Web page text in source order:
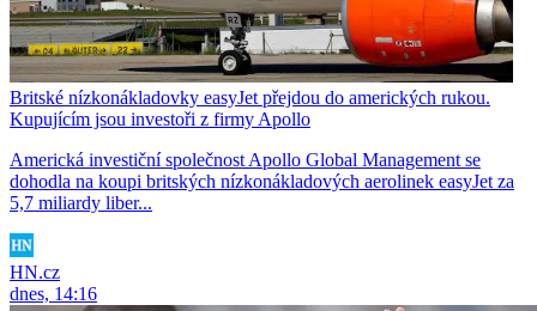
Britské nízkonákladovky easyJet přejdou do amerických rukou.
Kupujícím jsou investoři z firmy Apollo
Americká investiční společnost Apollo Global Management se
dohodla na koupi britských nízkonákladových aerolinek easyJet za
5,7 miliardy liber...
HN.cz
dnes, 14:16